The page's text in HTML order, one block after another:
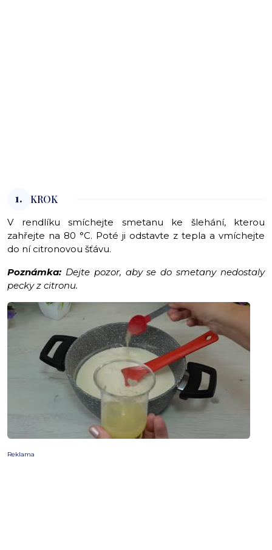
1. KROK
V rendlíku smíchejte smetanu ke šlehání, kterou
zahřejte na 80 °C. Poté ji odstavte z tepla a vmíchejte
do ní citronovou šťávu.
Poznámka: Dejte pozor, aby se do smetany nedostaly
pecky z citronu.
Reklama